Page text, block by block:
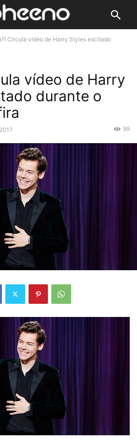
Circula vídeo de Harry Styles excitado
vídeo de Harry
durante o
99